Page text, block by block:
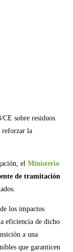
sobre residuos
reforzar la
el Ministerio
de tramitación
los impactos
eficiencia de dicho
a una
que garanticen